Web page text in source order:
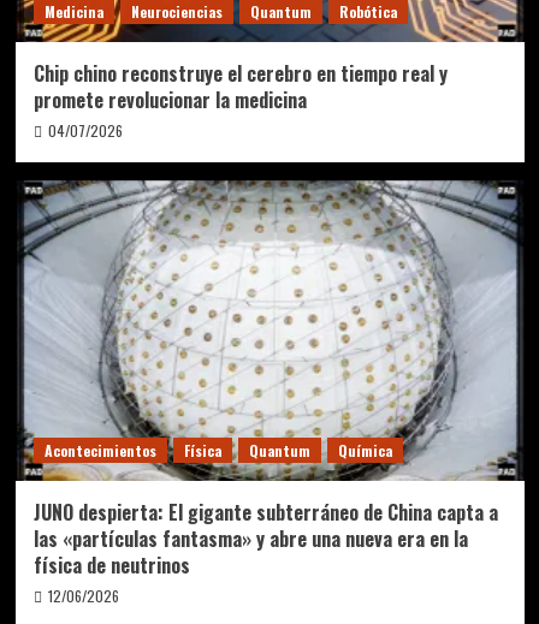
Medicina
Neurociencias Quantum Robótica
Chip chino reconstruye el cerebro en tiempo real y
promete revolucionar la medicina
04/07/2026
Acontecimientos Física Quantum Química
JUNO despierta: El gigante subterráneo de China capta a
las «partículas fantasma» y abre una nueva era en la
física de neutrinos
12/06/2026